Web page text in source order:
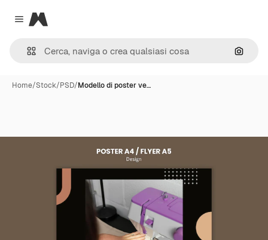
Close menu
Magnific
Cerca
Home/Stock/PSD/Modello di poster ve…